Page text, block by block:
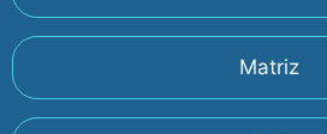
Matriz